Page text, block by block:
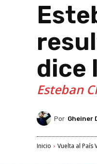
dice
Esteban
Por Gheiner
Inicio Vuelta al País